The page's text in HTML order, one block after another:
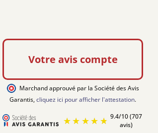
Votre avis compte
Marchand approuvé par la Société des Avis
Garantis,cliquez ici pour afficher l'attestation.